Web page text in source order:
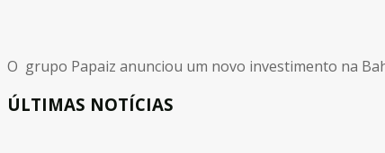
O grupo Papaiz anunciou um novo investimento na
ÚLTIMAS NOTÍCIAS